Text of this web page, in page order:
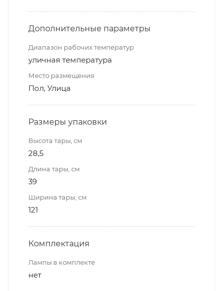
Дополнительные параметры
Диапазон рабочих температур
уличная температура
Место размещения
Пол, Улица
Размеры упаковки
Высота тары, см
28,5
Длина тары, см
39
Ширина тары, см
121
Комплектация
Лампы в комплекте
нет